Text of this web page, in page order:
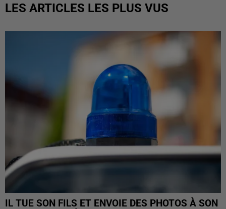
LES ARTICLES LES PLUS VUS
IL TUE SON FILS ET ENVOIE DES PHOTOS À SON